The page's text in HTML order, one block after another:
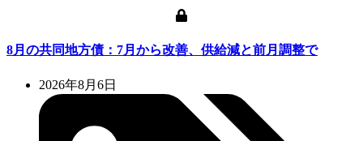
8月の共同地方債：7月から改善、供給減と前月調整で
2026年8月6日